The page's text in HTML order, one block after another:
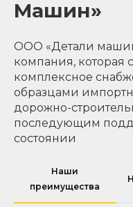
Машин»
ООО «Детали
компания, которая
комплексное
образцами
дорожно-
последующим
состоянии
Наши
преимущества